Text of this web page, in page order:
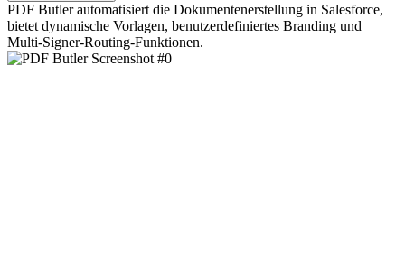
PDF Butler automatisiert die Dokumentenerstellung in Salesforce,
bietet dynamische Vorlagen, benutzerdefiniertes Branding und
Multi-Signer-Routing-Funktionen.